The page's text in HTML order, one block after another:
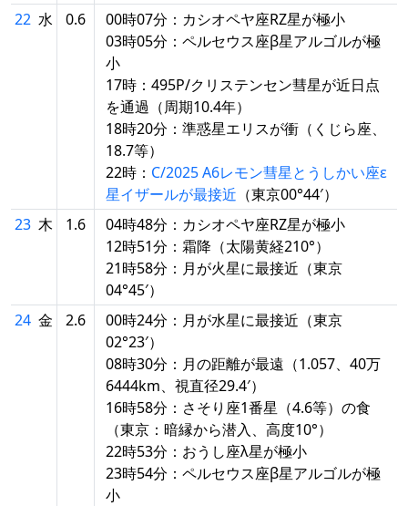
22 水 0.6
00時07分：カシオペヤ座RZ星が極小
03時05分：ペルセウス座β星アルゴルが極
小
17時：495P/クリステンセン彗星が近日点
を通過（周期10.4年）
18時20分：準惑星エリスが衝（くじら座、
18.7等）
22時： C/2025 A6レモン彗星とうしかい座ε
星イザールが最接近 （東京00°44′）
23 木 1.6
04時48分：カシオペヤ座RZ星が極小
12時51分：霜降（太陽黄経210°）
21時58分：月が火星に最接近（東京
04°45′）
24 金 2.6
00時24分：月が水星に最接近（東京
02°23′）
08時30分：月の距離が最遠（1.057、40万
6444km、視直径29.4′）
16時58分：さそり座1番星（4.6等）の食
（東京：暗縁から潜入、高度10°）
22時53分：おうし座λ星が極小
23時54分：ペルセウス座β星アルゴルが極
小